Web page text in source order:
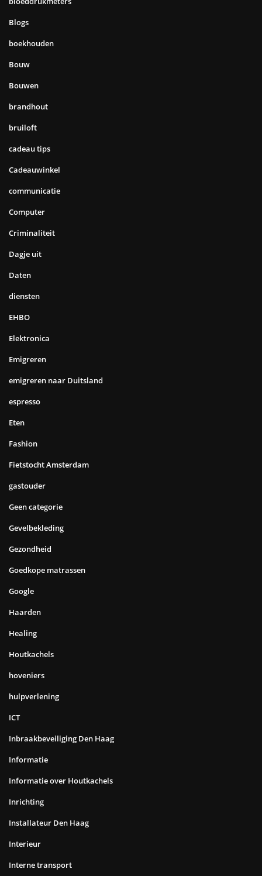
Blogs
boekhouden
Bouw
Bouwen
brandhout
bruiloft
cadeau tips
Cadeauwinkel
communicatie
Computer
Criminaliteit
Dagje uit
Daten
diensten
EHBO
Elektronica
Emigreren
emigreren naar Duitsland
espresso
Eten
Fashion
Fietstocht Amsterdam
gastouder
Geen categorie
Gevelbekleding
Gezondheid
Goedkope matrassen
Google
Haarden
Healing
Houtkachels
hoveniers
hulpverlening
ICT
Inbraakbeveiliging Den Haag
Informatie
Informatie over Houtkachels
Inrichting
Installateur Den Haag
Interieur
Interne transport